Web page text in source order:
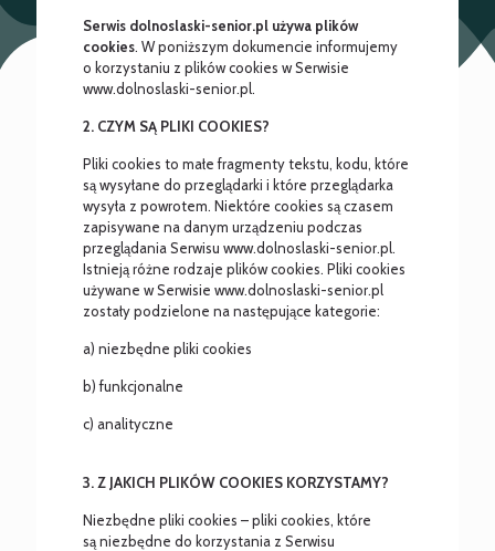
Serwis dolnoslaski-senior.pl używa plików
cookies. W poniższym dokumencie informujemy
o korzystaniu z plików cookies w Serwisie
www.dolnoslaski-senior.pl.
2. CZYM SĄ PLIKI COOKIES?
Pliki cookies to małe fragmenty tekstu, kodu, które
są wysyłane do przeglądarki i które przeglądarka
wysyła z powrotem. Niektóre cookies są czasem
zapisywane na danym urządzeniu podczas
przeglądania Serwisu www.dolnoslaski-senior.pl.
Istnieją różne rodzaje plików cookies. Pliki cookies
używane w Serwisie www.dolnoslaski-senior.pl
zostały podzielone na następujące kategorie:
a) niezbędne pliki cookies
b) funkcjonalne
c) analityczne
3. Z JAKICH PLIKÓW COOKIES KORZYSTAMY?
Niezbędne pliki cookies – pliki cookies, które
są niezbędne do korzystania z Serwisu